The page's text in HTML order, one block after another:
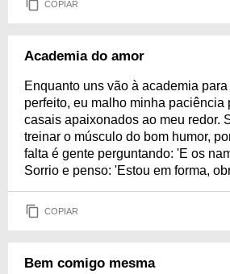
COPIAR
Academia do amor
Enquanto uns vão à academia
perfeito, eu malho minha paciência
casais apaixonados ao meu redor.
treinar o músculo do bom humor,
falta é gente perguntando: 'E os
Sorrio e penso: 'Estou em forma,
COPIAR
Bem comigo mesma